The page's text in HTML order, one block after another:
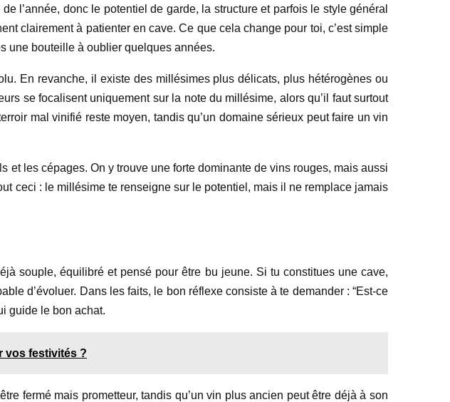
l’année, donc le potentiel de garde, la structure et parfois le style général
clairement à patienter en cave. Ce que cela change pour toi, c’est simple
une bouteille à oublier quelques années.
En revanche, il existe des millésimes plus délicats, plus hétérogènes ou
se focalisent uniquement sur la note du millésime, alors qu’il faut surtout
mal vinifié reste moyen, tandis qu’un domaine sérieux peut faire un vin
les cépages. On y trouve une forte dominante de vins rouges, mais aussi
ceci : le millésime te renseigne sur le potentiel, mais il ne remplace jamais
souple, équilibré et pensé pour être bu jeune. Si tu constitues une cave,
d’évoluer. Dans les faits, le bon réflexe consiste à te demander : “Est-ce
guide le bon achat.
vos festivités ?
fermé mais prometteur, tandis qu’un vin plus ancien peut être déjà à son